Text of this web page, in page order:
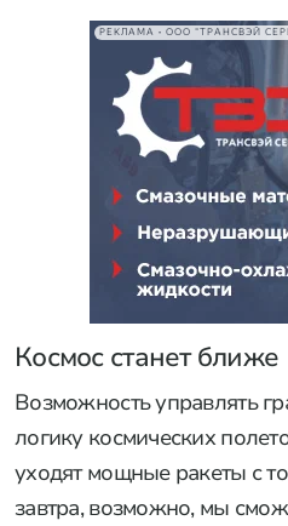
Космос станет ближе
Возможность управлять
логику космических
уходят мощные ракеты с
завтра, возможно, мы